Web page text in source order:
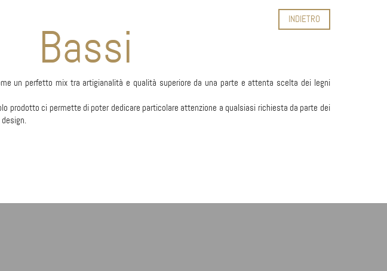
Bassi
un perfetto mix tra artigianalità e qualità superiore da una parte e attenta scelta dei legni
prodotto ci permette di poter dedicare particolare attenzione a qualsiasi richiesta da parte dei
INDIETRO